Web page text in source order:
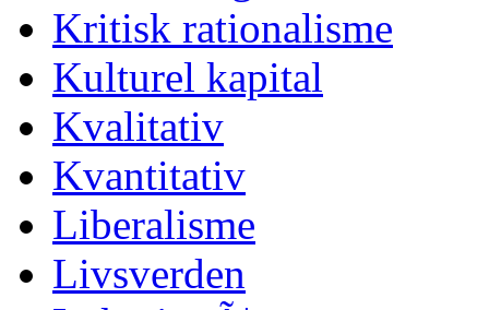
Kritisk rationalisme
Kulturel kapital
Kvalitativ
Kvantitativ
Liberalisme
Livsverden